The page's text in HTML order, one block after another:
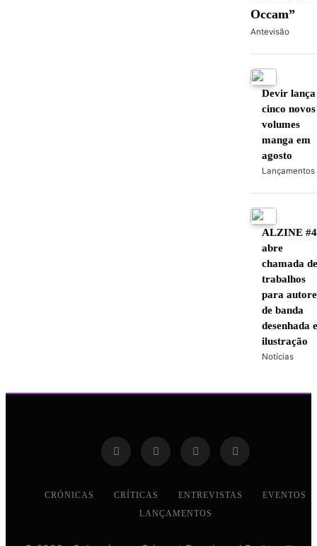
Occam”
Antevisão
Devir lança
cinco novos
volumes
manga em
agosto
Lançamentos
ALZINE #4
abre
chamada
trabalhos
para
de banda
desenhada
ilustração
Notícias
CRÓNICAS CRÍTICAS ENTREVISTAS
EVENTOS
LANÇAMENTOS